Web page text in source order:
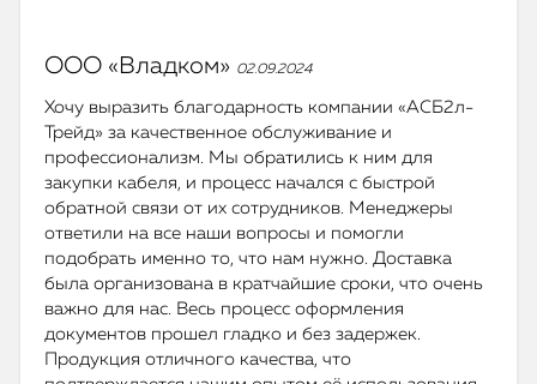
ООО «Владком» 02.09.2024
Хочу выразить благодарность компании «АСБ2л-
Трейд» за качественное обслуживание и
профессионализм. Мы обратились к ним для
закупки кабеля, и процесс начался с быстрой
обратной связи от их сотрудников. Менеджеры
ответили на все наши вопросы и помогли
подобрать именно то, что нам нужно. Доставка
была организована в кратчайшие сроки, что очень
важно для нас. Весь процесс оформления
документов прошел гладко и без задержек.
Продукция отличного качества, что